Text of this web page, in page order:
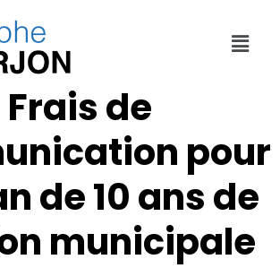
, FINANCES
Frais de
pour
de 10 ans de
municipale